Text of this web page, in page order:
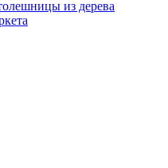
из дерева